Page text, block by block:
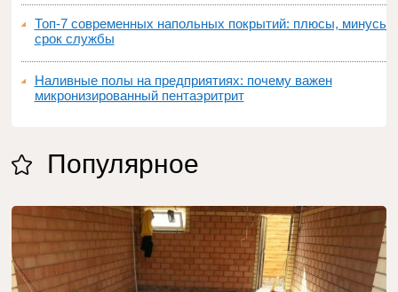
Топ‑7 современных напольных покрытий: плюсы, минусы,
срок службы
Наливные полы на предприятиях: почему важен
микронизированный пентаэритрит
Популярное